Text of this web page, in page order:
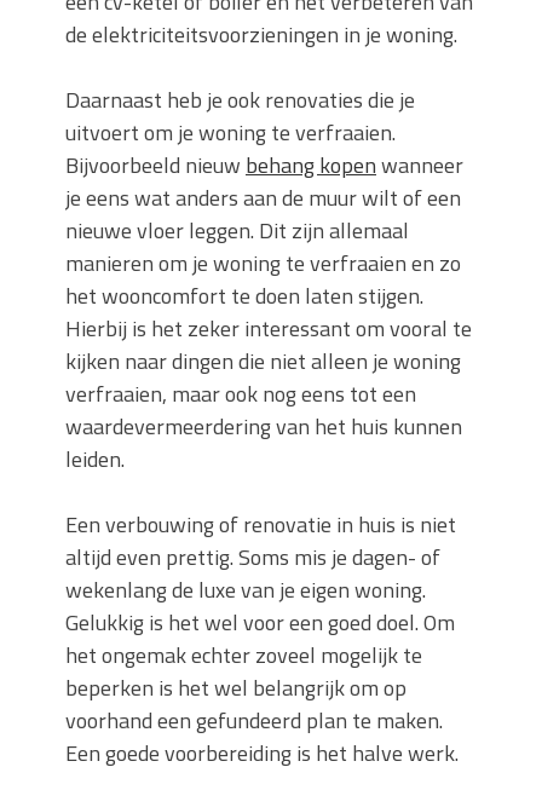
de elektriciteitsvoorzieningen in je woning.
Daarnaast heb je ook renovaties die je
uitvoert om je woning te verfraaien.
Bijvoorbeeld nieuw behang kopenwanneer
je eens wat anders aan de muur wilt of een
nieuwe vloer leggen. Dit zijn allemaal
manieren om je woning te verfraaien en zo
het wooncomfort te doen laten stijgen.
Hierbij is het zeker interessant om vooral te
kijken naar dingen die niet alleen je woning
verfraaien, maar ook nog eens tot een
waardevermeerdering van het huis kunnen
leiden.
Een verbouwing of renovatie in huis is niet
altijd even prettig. Soms mis je dagen- of
wekenlang de luxe van je eigen woning.
Gelukkig is het wel voor een goed doel. Om
het ongemak echter zoveel mogelijk te
beperken is het wel belangrijk om op
voorhand een gefundeerd plan te maken.
Een goede voorbereiding is het halve werk.